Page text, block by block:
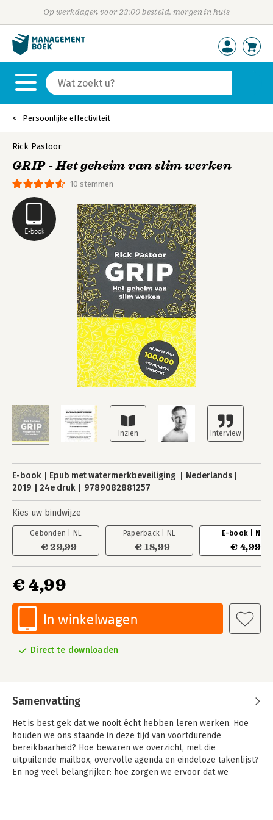
Op werkdagen voor 23:00 besteld, morgen in huis
Persoonlijke effectiviteit
E-book
10 stemmen
Rick Pastoor
GRIP - Het geheim van slim werken
E-book Epub met watermerkbeveiliging
Nederlands
2019
24e druk 9789082881257
Kies uw bindwijze
Gebonden | NL
€ 29,99
Paperback | NL
€ 18,99
E-book | NL
€ 4,99
€ 4,99
In winkelwagen
Direct te downloaden
Samenvatting
Het is best gek dat we nooit écht hebben leren werken. Hoe
houden we ons staande in deze tijd van voortdurende
bereikbaarheid? Hoe bewaren we overzicht, met die
uitpuilende mailbox, overvolle agenda en eindeloze takenlijst?
En nog veel belangrijker: hoe zorgen we ervoor dat we